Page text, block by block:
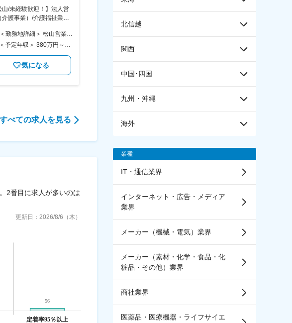
山/未経験歓迎！】法人営
介護事業）/介護福祉業界
行直帰可
＜勤務地詳細＞ 松山営業所 住所：愛媛県伊予郡砥部町字重光59 受動喫煙対策：屋内全面禁煙
＜予定年収＞ 380万円～550万円 ＜賃金形態＞ 月給制 特記事項なし ＜賃金内訳＞ 月額（基本給）：193,084円～224,749円 固定残業手当/月：35,916円～75,251円（固定残業時間45時間0分/月） 超過した時間外労働の残業手当は追加支給 ＜月給＞ 229,000円～300,000円（一律手当を含む） ＜昇給有無＞ 有 ＜残業手当＞ 有 ＜給与補足＞ ■ご年収は、希望条件と経験・適正に応じて決定いたします。 ■昇給・昇進あり ■賞与有り：年2回 ※ 賞与とは別途で、企業収益に連動した業績賞与制度が有ります（月給の約1ヶ月分） 賃金はあくまでも目安の金額であり、選考を通じて上下する可能性があります。 月給(月額)は固定手当を含めた表記です。
気になる
規開拓無し／実質年休120日以
【福岡】食品営業（業務用サラ
ダ・マヨネーズ）★プライム上
べての求人を見る
2番目に求人が多いのは
更新日： 2026/8/6（木）
北信越
関西
中国･四国
九州・沖縄
海外
業種
IT・通信業界
インターネット・広告・メディア
業界
メーカー（機械・電気）業界
メーカー（素材・化学・食品・化
粧品・その他）業界
商社業界
医薬品・医療機器・ライフサイエ